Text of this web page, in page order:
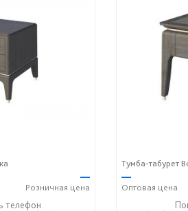
—
Розничная цена
☎+7 (928) 158-33-84
телефон
Тумба-табурет
—
Оптовая цена
+7 (928)